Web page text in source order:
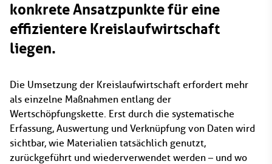
konkrete Ansatzpunkte für eine
effizientere Kreislaufwirtschaft
liegen.
Die Umsetzung der Kreislaufwirtschaft erfordert mehr
als einzelne Maßnahmen entlang der
Wertschöpfungskette. Erst durch die systematische
Erfassung, Auswertung und Verknüpfung von Daten wird
sichtbar, wie Materialien tatsächlich genutzt,
zurückgeführt und wiederverwendet werden – und wo